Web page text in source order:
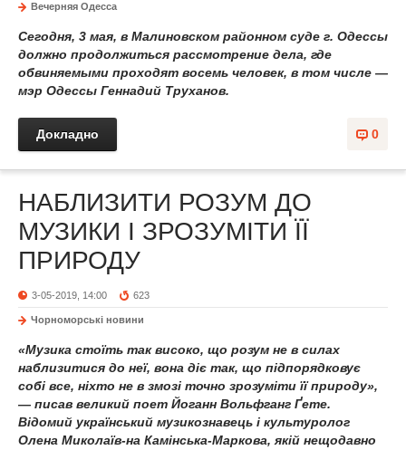
Вечерняя Одесса
Сегодня, 3 мая, в Малиновском районном суде г. Одессы
должно продолжиться рассмотрение дела, где
обвиняемыми проходят восемь человек, в том числе —
мэр Одессы Геннадий Труханов.
0
Докладно
НАБЛИЗИТИ РОЗУМ ДО
МУЗИКИ І ЗРОЗУМІТИ ЇЇ
ПРИРОДУ
3-05-2019, 14:00 623
Чорноморські новини
«Музика стоїть так високо, що розум не в силах
наблизитися до неї, вона діє так, що підпорядковує
собі все, ніхто не в змозі точно зрозуміти її природу»,
— писав великий поет Йоганн Вольфганг Ґете.
Відомий український музикознавець і культуролог
Олена Миколаїв-на Камінська-Маркова, якій нещодавно